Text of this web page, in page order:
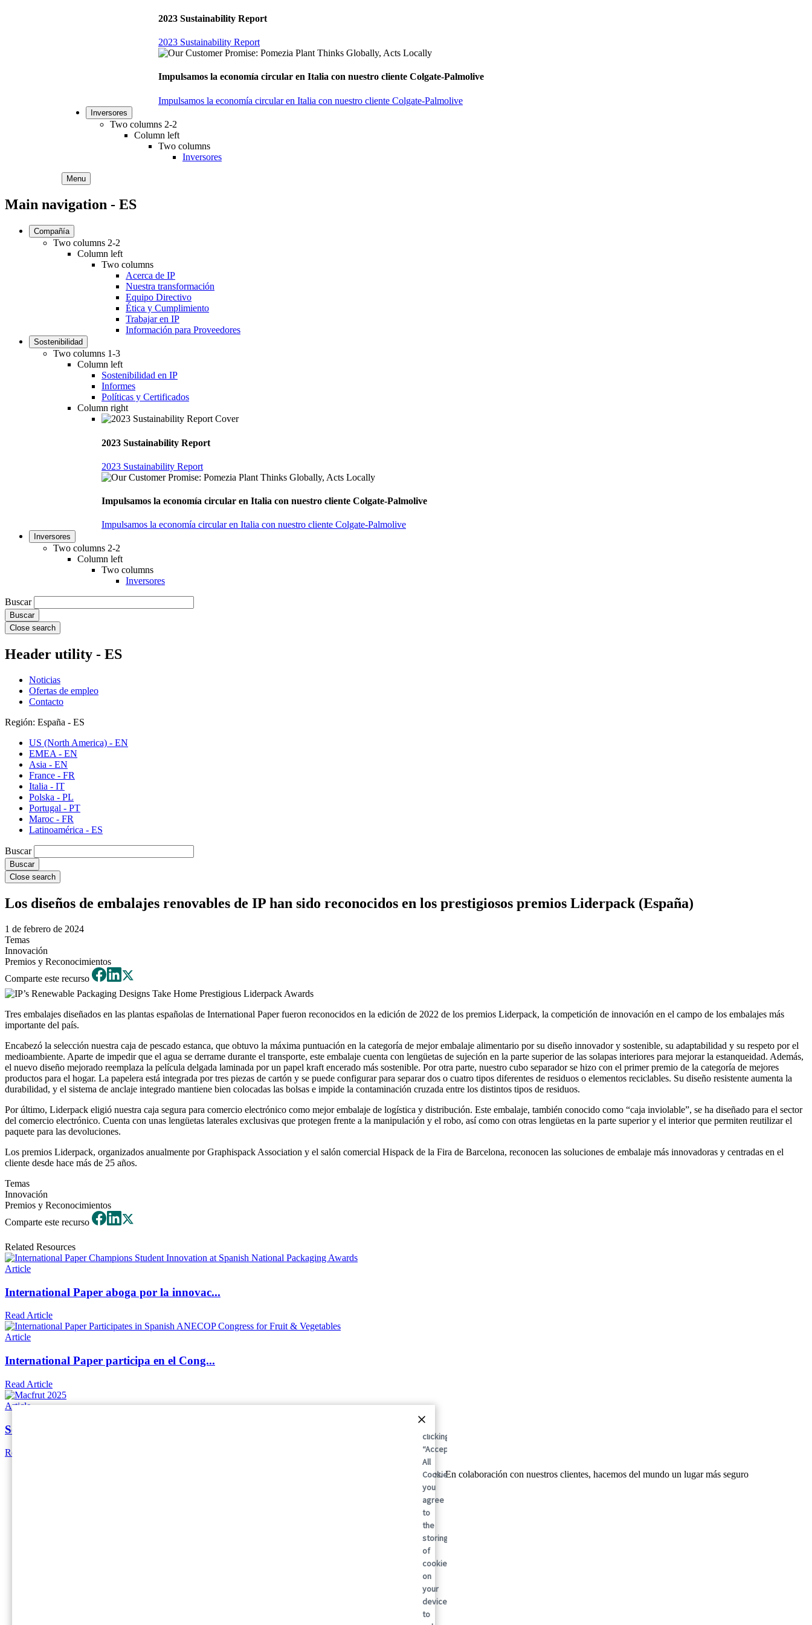
2023 Sustainability Report
2023 Sustainability Report
Impulsamos la economía circular en Italia con nuestro cliente Colgate-Palmolive
Impulsamos la economía circular en Italia con nuestro cliente Colgate-Palmolive
Inversores
Two columns 2-2
Column left
Two columns
Inversores
Menu
Main navigation - ES
Compañía
Two columns 2-2
Column left
Two columns
Acerca de IP
Nuestra transformación
Equipo Directivo
Ética y Cumplimiento
Trabajar en IP
Información para Proveedores
Sostenibilidad
Two columns 1-3
Column left
Sostenibilidad en IP
Informes
Políticas y Certificados
Column right
2023 Sustainability Report
2023 Sustainability Report
Impulsamos la economía circular en Italia con nuestro cliente Colgate-Palmolive
Impulsamos la economía circular en Italia con nuestro cliente Colgate-Palmolive
Inversores
Two columns 2-2
Column left
Two columns
Inversores
Buscar
Close search
Header utility - ES
Noticias
Ofertas de empleo
Contacto
Región: España - ES
US (North America) - EN
EMEA - EN
Asia - EN
France - FR
Italia - IT
Polska - PL
Portugal - PT
Maroc - FR
Latinoamérica - ES
Buscar
Close search
Los diseños de embalajes renovables de IP han sido reconocidos en los prestigiosos premios Liderpack (España)
1 de febrero de 2024
Temas
Innovación
Premios y Reconocimientos
Comparte este recurso
Tres embalajes diseñados en las plantas españolas de International Paper fueron reconocidos en la edición de 2022 de los premios Liderpack, la competición de innovación en el campo de los embalajes más
importante del país.
Encabezó la selección nuestra caja de pescado estanca, que obtuvo la máxima puntuación en la categoría de mejor embalaje alimentario por su diseño innovador y sostenible, su adaptabilidad y su respeto por el
medioambiente. Aparte de impedir que el agua se derrame durante el transporte, este embalaje cuenta con lengüetas de sujeción en la parte superior de las solapas interiores para mejorar la estanqueidad. Además,
el nuevo diseño mejorado reemplaza la película delgada laminada por un papel kraft encerado más sostenible. Por otra parte, nuestro cubo separador se hizo con el primer premio de la categoría de mejores
productos para el hogar. La papelera está integrada por tres piezas de cartón y se puede configurar para separar dos o cuatro tipos diferentes de residuos o elementos reciclables. Su diseño resistente aumenta la
durabilidad, y el sistema de anclaje integrado mantiene bien colocadas las bolsas e impide la contaminación cruzada entre los distintos tipos de residuos.
Por último, Liderpack eligió nuestra caja segura para comercio electrónico como mejor embalaje de logística y distribución. Este embalaje, también conocido como “caja inviolable”, se ha diseñado para el sector
del comercio electrónico. Cuenta con unas lengüetas laterales exclusivas que protegen frente a la manipulación y el robo, así como con otras lengüetas en la parte superior y el interior que permiten reutilizar el
paquete para las devoluciones.
Los premios Liderpack, organizados anualmente por Graphispack Association y el salón comercial Hispack de la Fira de Barcelona, reconocen las soluciones de embalaje más innovadoras y centradas en el
cliente desde hace más de 25 años.
Temas
Innovación
Premios y Reconocimientos
Comparte este recurso
Related Resources
Article
International Paper aboga por la innovac...
Read Article
Article
International Paper participa en el Cong...
Read Article
Article
Soluciones de embalaje innovadoras en Ma...
Read Article
International Paper (NYSE: IP; LSE: IPC) es el líder mundial en soluciones de embalaje sostenibles. En colaboración con nuestros clientes, hacemos del mundo un lugar más seguro
By
clicking
“Accept
All
Cookies”,
you
agree
to
the
storing
of
cookies
on
your
device
to